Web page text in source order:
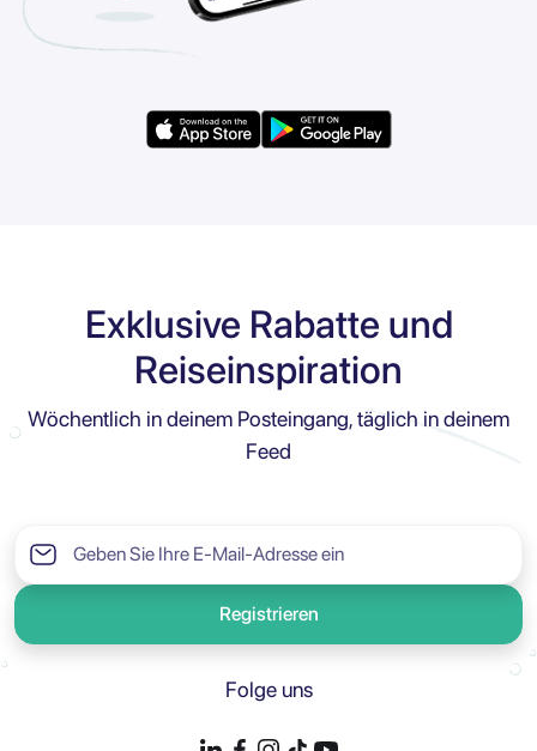
Exklusive Rabatte und
Reiseinspiration
Wöchentlich in deinem Posteingang, täglich in deinem
Feed
Registrieren
Folge uns